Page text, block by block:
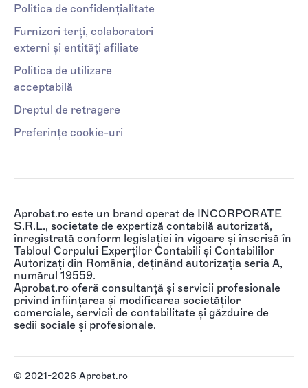
Politica de confidențialitate
Furnizori terți, colaboratori
externi și entități afiliate
Politica de utilizare
acceptabilă
Dreptul de retragere
Preferințe cookie-uri
Aprobat.ro este un brand operat de INCORPORATE
S.R.L., societate de expertiză contabilă autorizată,
înregistrată conform legislației în vigoare și înscrisă în
Tabloul Corpului Experților Contabili și Contabililor
Autorizați din România, deținând autorizația seria A,
numărul 19559.
Aprobat.ro oferă consultanță și servicii profesionale
privind înființarea și modificarea societăților
comerciale, servicii de contabilitate și găzduire de
sedii sociale și profesionale.
© 2021-2026 Aprobat.ro